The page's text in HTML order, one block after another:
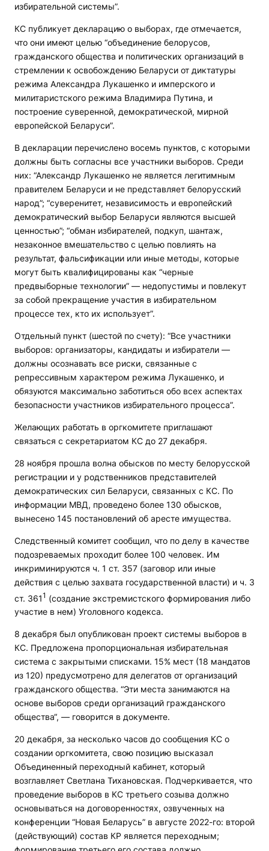
избирательной системы”.
КС публикует декларацию о выборах, где отмечается,
что они имеют целью “объединение белорусов,
гражданского общества и политических организаций в
стремлении к освобождению Беларуси от диктатуры
режима Александра Лукашенко и имперского и
милитаристского режима Владимира Путина, и
построение суверенной, демократической, мирной
европейской Беларуси”.
В декларации перечислено восемь пунктов, с которыми
должны быть согласны все участники выборов. Среди
них: “Александр Лукашенко не является легитимным
правителем Беларуси и не представляет белорусский
народ”; “суверенитет, независимость и европейский
демократический выбор Беларуси являются высшей
ценностью”; “обман избирателей, подкуп, шантаж,
незаконное вмешательство с целью повлиять на
результат, фальсификации или иные методы, которые
могут быть квалифицированы как “черные
предвыборные технологии” — недопустимы и повлекут
за собой прекращение участия в избирательном
процессе тех, кто их использует”.
Отдельный пункт (шестой по счету): “Все участники
выборов: организаторы, кандидаты и избиратели —
должны осознавать все риски, связанные с
репрессивным характером режима Лукашенко, и
обязуются максимально заботиться обо всех аспектах
безопасности участников избирательного процесса”.
Желающих работать в оргкомитете приглашают
связаться с секретариатом КС до 27 декабря.
28 ноября прошла волна обысков по месту белорусской
регистрации и у родственников представителей
демократических сил Беларуси, связанных с КС. По
информации МВД, проведено более 130 обысков,
вынесено 145 постановлений об аресте имущества.
Следственный комитет сообщил, что по делу в качестве
подозреваемых проходит более 100 человек. Им
инкриминируются ч. 1 ст. 357 (заговор или иные
действия с целью захвата государственной власти) и ч. 3
ст. 3611 (создание экстремистского формирования либо
участие в нем) Уголовного кодекса.
8 декабря был опубликован проект системы выборов в
КС. Предложена пропорциональная избирательная
система с закрытыми списками. 15% мест (18 мандатов
из 120) предусмотрено для делегатов от организаций
гражданского общества. “Эти места занимаются на
основе выборов среди организаций гражданского
общества“, — говорится в документе.
20 декабря, за несколько часов до сообщения КС о
создании оргкомитета, свою позицию высказал
Объединенный переходный кабинет, который
возглавляет Светлана Тихановская. Подчеркивается, что
проведение выборов в КС третьего созыва должно
основываться на договоренностях, озвученных на
конференции “Новая Беларусь” в августе 2022-го: второй
(действующий) состав КР является переходным;